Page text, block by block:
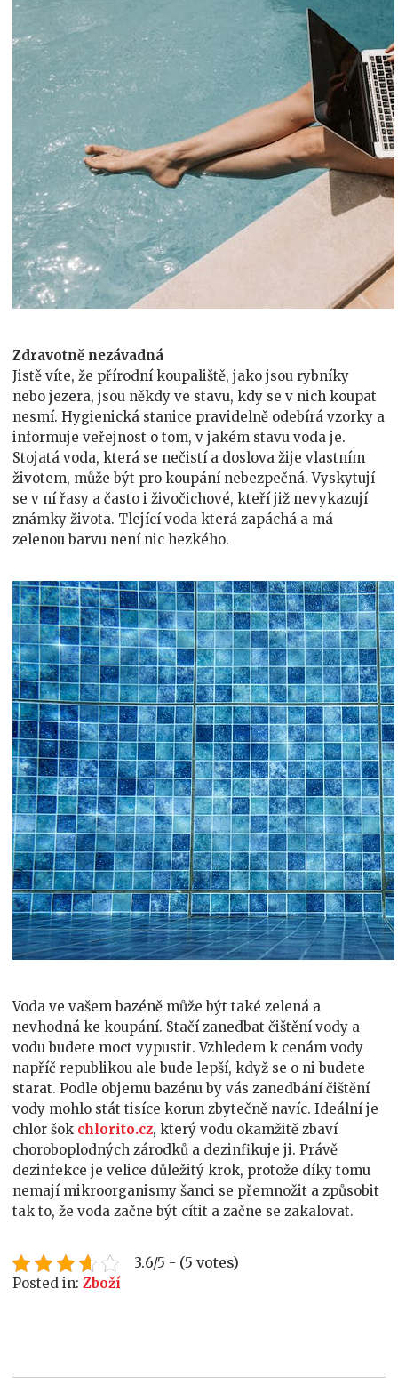
Zdravotně nezávadná
Jistě víte, že přírodní koupaliště, jako jsou rybníky
nebo jezera, jsou někdy ve stavu, kdy se v nich koupat
nesmí. Hygienická stanice pravidelně odebírá vzorky a
informuje veřejnost o tom, v jakém stavu voda je.
Stojatá voda, která se nečistí a doslova žije vlastním
životem, může být pro koupání nebezpečná. Vyskytují
se v ní řasy a často i živočichové, kteří již nevykazují
známky života. Tlející voda která zapáchá a má
zelenou barvu není nic hezkého.
Voda ve vašem bazéně může být také zelená a
nevhodná ke koupání. Stačí zanedbat čištění vody a
vodu budete moct vypustit. Vzhledem k cenám vody
napříč republikou ale bude lepší, když se o ni budete
starat. Podle objemu bazénu by vás zanedbání čištění
vody mohlo stát tisíce korun zbytečně navíc.Ideální je
chlor šok chlorito.cz, který vodu okamžitě zbaví
choroboplodných zárodků a dezinfikuje ji. Právě
dezinfekce je velice důležitý krok, protože díky tomu
nemají mikroorganismy šanci se přemnožit a způsobit
tak to, že voda začne být cítit a začne se zakalovat.
3.6/5 - (5 votes)
Posted in:Zboží